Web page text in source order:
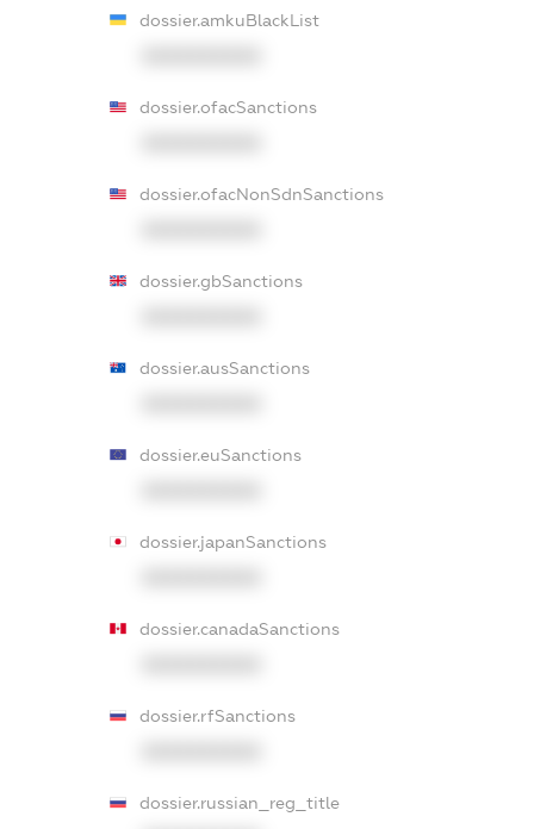
dossier.amkuBlackList
dossier.ofacSanctions
dossier.ofacNonSdnSanctions
dossier.gbSanctions
dossier.ausSanctions
dossier.euSanctions
dossier.japanSanctions
dossier.canadaSanctions
dossier.rfSanctions
dossier.russian_reg_title